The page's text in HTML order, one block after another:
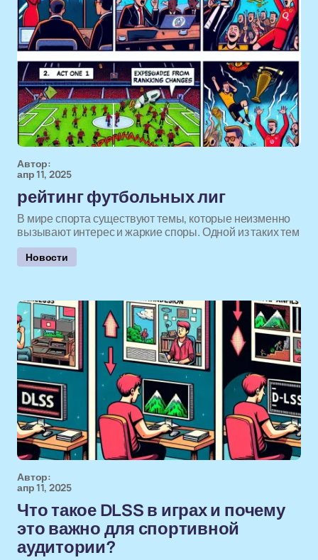
Автор:
апр 11, 2025
рейтинг футбольных лиг
В мире спорта существуют темы, которые неизменно
вызывают интерес и жаркие споры. Одной из таких тем
Новости
Автор:
апр 11, 2025
Что такое DLSS в играх и почему
это важно для спортивной
аудитории?